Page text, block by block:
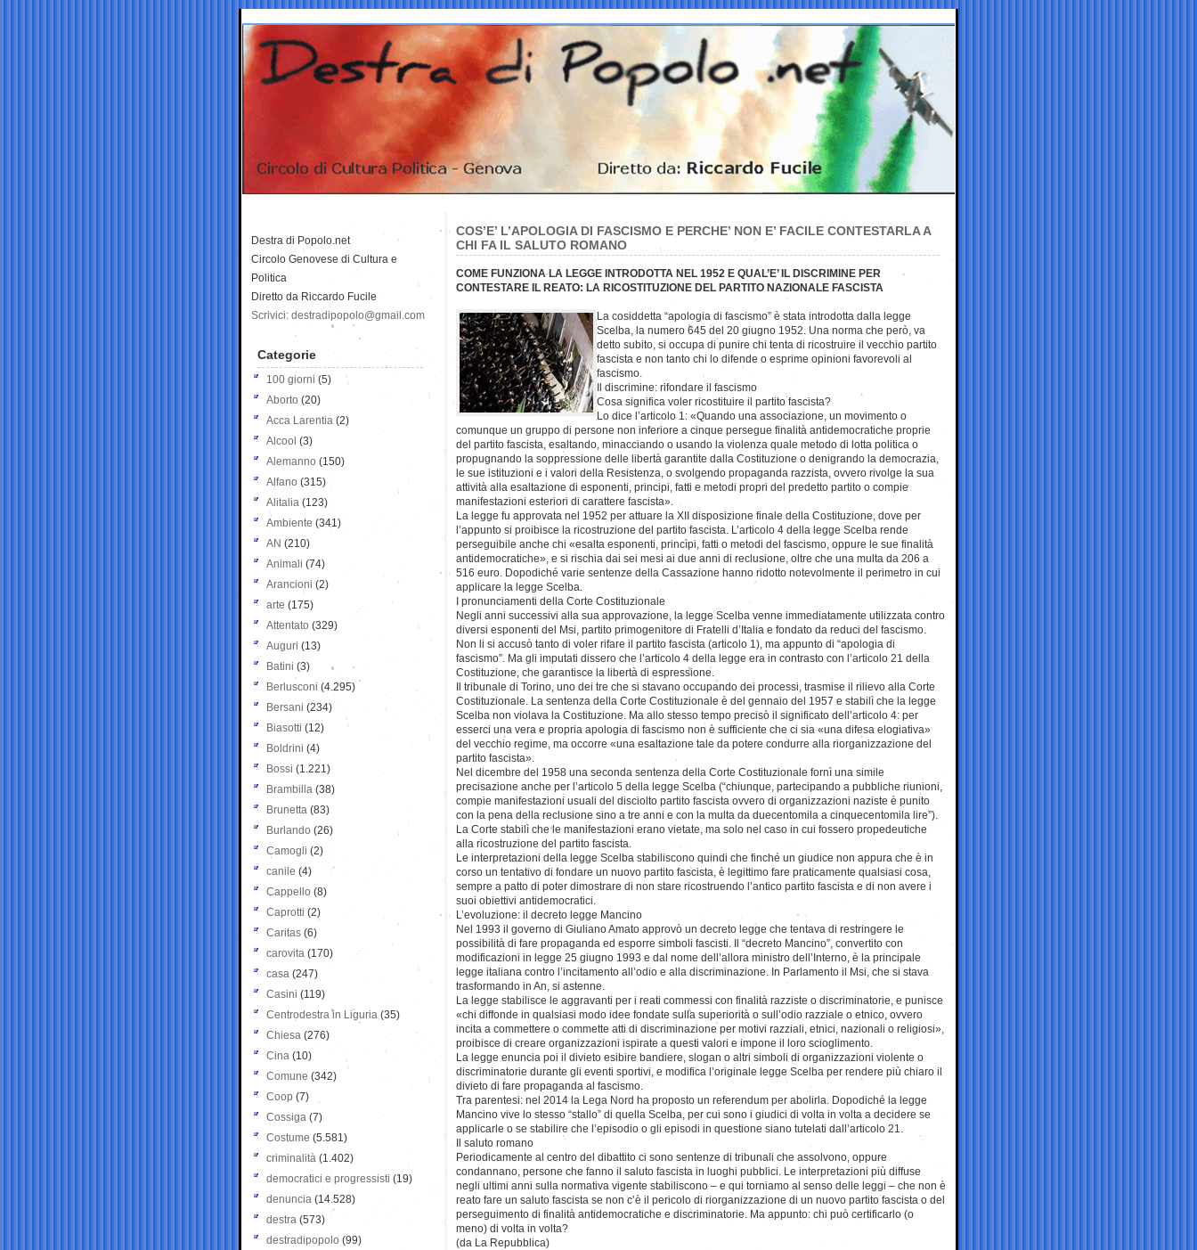
COS’E’ L’APOLOGIA DI FASCISMO E PERCHE’ NON E’ FACILE CONTESTARLA A
CHI FA IL SALUTO ROMANO
COME FUNZIONA LA LEGGE INTRODOTTA NEL 1952 E QUAL’E’ IL DISCRIMINE PER
CONTESTARE IL REATO: LA RICOSTITUZIONE DEL PARTITO NAZIONALE FASCISTA
La cosiddetta “apologia di fascismo” è stata introdotta dalla legge
Scelba, la numero 645 del 20 giugno 1952. Una norma che però, va
detto subito, si occupa di punire chi tenta di ricostruire il vecchio partito
fascista e non tanto chi lo difende o esprime opinioni favorevoli al
fascismo.
Il discrimine: rifondare il fascismo
Cosa significa voler ricostituire il partito fascista?
Lo dice l’articolo 1: «Quando una associazione, un movimento o
comunque un gruppo di persone non inferiore a cinque persegue finalità antidemocratiche proprie
del partito fascista, esaltando, minacciando o usando la violenza quale metodo di lotta politica o
propugnando la soppressione delle libertà garantite dalla Costituzione o denigrando la democrazia,
le sue istituzioni e i valori della Resistenza, o svolgendo propaganda razzista, ovvero rivolge la sua
attività alla esaltazione di esponenti, principi, fatti e metodi propri del predetto partito o compie
manifestazioni esteriori di carattere fascista».
La legge fu approvata nel 1952 per attuare la XII disposizione finale della Costituzione, dove per
l’appunto si proibisce la ricostruzione del partito fascista. L’articolo 4 della legge Scelba rende
perseguibile anche chi «esalta esponenti, princìpi, fatti o metodi del fascismo, oppure le sue finalità
antidemocratiche», e si rischia dai sei mesi ai due anni di reclusione, oltre che una multa da 206 a
516 euro. Dopodiché varie sentenze della Cassazione hanno ridotto notevolmente il perimetro in cui
applicare la legge Scelba.
I pronunciamenti della Corte Costituzionale
Negli anni successivi alla sua approvazione, la legge Scelba venne immediatamente utilizzata contro
diversi esponenti del Msi, partito primogenitore di Fratelli d’Italia e fondato da reduci del fascismo.
Non li si accusò tanto di voler rifare il partito fascista (articolo 1), ma appunto di “apologia di
fascismo”. Ma gli imputati dissero che l’articolo 4 della legge era in contrasto con l’articolo 21 della
Costituzione, che garantisce la libertà di espressione.
Il tribunale di Torino, uno dei tre che si stavano occupando dei processi, trasmise il rilievo alla Corte
Costituzionale. La sentenza della Corte Costituzionale è del gennaio del 1957 e stabilì che la legge
Scelba non violava la Costituzione. Ma allo stesso tempo precisò il significato dell’articolo 4: per
esserci una vera e propria apologia di fascismo non è sufficiente che ci sia «una difesa elogiativa»
del vecchio regime, ma occorre «una esaltazione tale da potere condurre alla riorganizzazione del
partito fascista».
Nel dicembre del 1958 una seconda sentenza della Corte Costituzionale fornì una simile
precisazione anche per l’articolo 5 della legge Scelba (“chiunque, partecipando a pubbliche riunioni,
compie manifestazioni usuali del disciolto partito fascista ovvero di organizzazioni naziste è punito
con la pena della reclusione sino a tre anni e con la multa da duecentomila a cinquecentomila lire”).
La Corte stabilì che le manifestazioni erano vietate, ma solo nel caso in cui fossero propedeutiche
alla ricostruzione del partito fascista.
Le interpretazioni della legge Scelba stabiliscono quindi che finché un giudice non appura che è in
corso un tentativo di fondare un nuovo partito fascista, è legittimo fare praticamente qualsiasi cosa,
sempre a patto di poter dimostrare di non stare ricostruendo l’antico partito fascista e di non avere i
suoi obiettivi antidemocratici.
L’evoluzione: il decreto legge Mancino
Nel 1993 il governo di Giuliano Amato approvò un decreto legge che tentava di restringere le
possibilità di fare propaganda ed esporre simboli fascisti. Il “decreto Mancino”, convertito con
modificazioni in legge 25 giugno 1993 e dal nome dell’allora ministro dell’Interno, è la principale
legge italiana contro l’incitamento all’odio e alla discriminazione. In Parlamento il Msi, che si stava
trasformando in An, si astenne.
La legge stabilisce le aggravanti per i reati commessi con finalità razziste o discriminatorie, e punisce
«chi diffonde in qualsiasi modo idee fondate sulla superiorità o sull’odio razziale o etnico, ovvero
incita a commettere o commette atti di discriminazione per motivi razziali, etnici, nazionali o religiosi»,
proibisce di creare organizzazioni ispirate a questi valori e impone il loro scioglimento.
La legge enuncia poi il divieto esibire bandiere, slogan o altri simboli di organizzazioni violente o
discriminatorie durante gli eventi sportivi, e modifica l’originale legge Scelba per rendere più chiaro il
divieto di fare propaganda al fascismo.
Tra parentesi: nel 2014 la Lega Nord ha proposto un referendum per abolirla. Dopodiché la legge
Mancino vive lo stesso “stallo” di quella Scelba, per cui sono i giudici di volta in volta a decidere se
applicarle o se stabilire che l’episodio o gli episodi in questione siano tutelati dall’articolo 21.
Il saluto romano
Periodicamente al centro del dibattito ci sono sentenze di tribunali che assolvono, oppure
condannano, persone che fanno il saluto fascista in luoghi pubblici. Le interpretazioni più diffuse
negli ultimi anni sulla normativa vigente stabiliscono – e qui torniamo al senso delle leggi – che non è
reato fare un saluto fascista se non c’è il pericolo di riorganizzazione di un nuovo partito fascista o del
perseguimento di finalità antidemocratiche e discriminatorie. Ma appunto: chi può certificarlo (o
meno) di volta in volta?
(da La Repubblica)
Destra di Popolo.net
Circolo Genovese di Cultura e
Politica
Diretto da Riccardo Fucile
Scrivici: destradipopolo@gmail.com
Categorie
100 giorni (5)
Aborto (20)
Acca Larentia (2)
Alcool (3)
Alemanno (150)
Alfano (315)
Alitalia (123)
Ambiente (341)
AN (210)
Animali (74)
Arancioni (2)
arte (175)
Attentato (329)
Auguri (13)
Batini (3)
Berlusconi (4.295)
Bersani (234)
Biasotti (12)
Boldrini (4)
Bossi (1.221)
Brambilla (38)
Brunetta (83)
Burlando (26)
Camogli (2)
canile (4)
Cappello (8)
Caprotti (2)
Caritas (6)
carovita (170)
casa (247)
Casini (119)
Centrodestra in Liguria (35)
Chiesa (276)
Cina (10)
Comune (342)
Coop (7)
Cossiga (7)
Costume (5.581)
criminalità (1.402)
democratici e progressisti (19)
denuncia (14.528)
destra (573)
destradipopolo (99)